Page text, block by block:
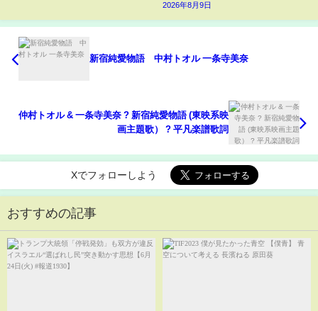
2026年8月9日
新宿純愛物語 中村トオル 一条寺美奈
仲村トオル & 一条寺美奈 ? 新宿純愛物語 (東映系映
画主題歌） ? 平凡楽譜歌詞
Xでフォローしよう
おすすめの記事